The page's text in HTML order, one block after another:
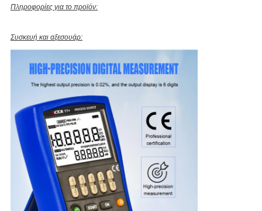
Πληροφορίες για το προϊόν:
Συσκευή και αξεσουάρ: